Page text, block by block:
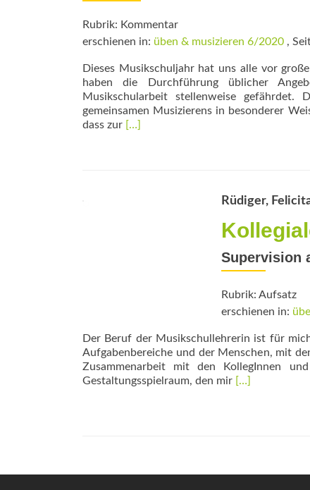
Rubrik: Kommentar
erschienen in: üben & musizieren 6/2020 ,
Dieses Musikschuljahr hat uns alle vor
haben die Durchführung üblicher
Musikschularbeit stellenweise
gemeinsamen Musizierens in besonderer
dass zur Read
[…]
Rüdiger,
Supervision
Rubrik: Aufsatz
erschienen in:
Der Beruf der Musikschullehrerin ist für
Aufgabenbereiche und der Menschen, mit
Zusammenarbeit mit den KollegInnen
Gestaltungsspielraum, den mir Read
[…]